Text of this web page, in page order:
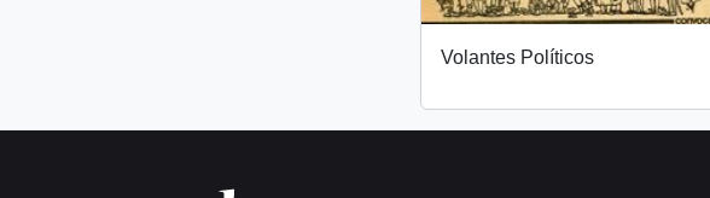
Volantes Políticos